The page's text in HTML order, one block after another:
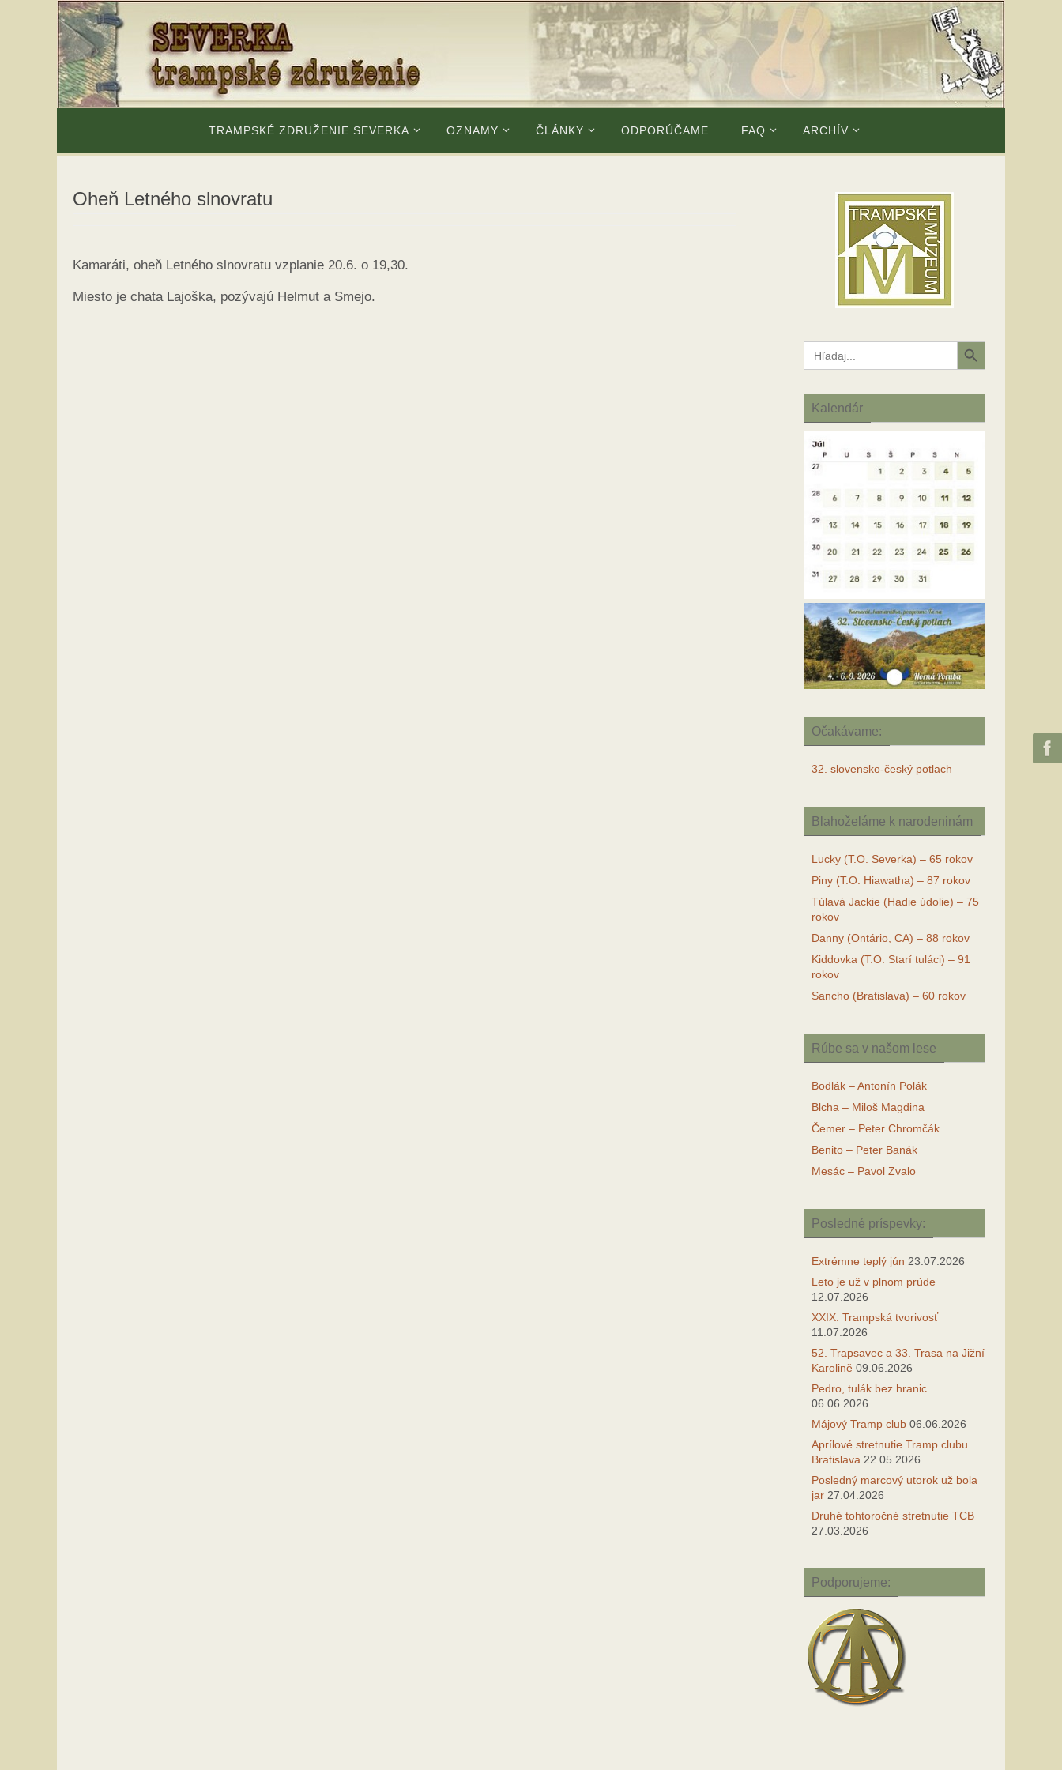
TRAMPSKÉ ZDRUŽENIE SEVERKA OZNAMY ČLÁNKY ODPORÚČAME FAQ ARCHÍV
Oheň Letného slnovratu
Kamaráti, oheň Letného slnovratu vzplanie 20.6. o 19,30.
Miesto je chata Lajoška, pozývajú Helmut a Smejo.
Search
for:
Search Button
Kalendár
Očakávame:
32. slovensko-český potlach
Blahoželáme k narodeninám
Lucky (T.O. Severka) – 65 rokov
Piny (T.O. Hiawatha) – 87 rokov
Túlavá Jackie (Hadie údolie) – 75
rokov
Danny (Ontário, CA) – 88 rokov
Kiddovka (T.O. Starí tuláci) – 91
rokov
Sancho (Bratislava) – 60 rokov
Rúbe sa v našom lese
Bodlák – Antonín Polák
Blcha – Miloš Magdina
Čemer – Peter Chromčák
Benito – Peter Banák
Mesác – Pavol Zvalo
Posledné príspevky:
Extrémne teplý jún 23.07.2026
Leto je už v plnom prúde
12.07.2026
XXIX. Trampská tvorivosť
11.07.2026
52. Trapsavec a 33. Trasa na Jižní
Karolině 09.06.2026
Pedro, tulák bez hranic
06.06.2026
Májový Tramp club 06.06.2026
Aprílové stretnutie Tramp clubu
Bratislava 22.05.2026
Posledný marcový utorok už bola
jar 27.04.2026
Druhé tohtoročné stretnutie TCB
27.03.2026
Podporujeme: